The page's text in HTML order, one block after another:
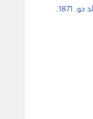
حو. 1871 .